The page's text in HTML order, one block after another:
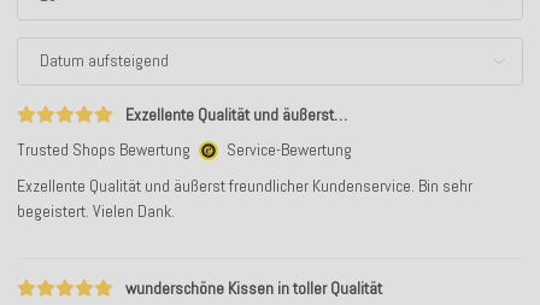
Exzellente Qualität und äußerst…
Trusted Shops Bewertung
Service-Bewertung
Exzellente Qualität und äußerst freundlicher Kundenservice. Bin sehr
begeistert. Vielen Dank.
wunderschöne Kissen in toller Qualität